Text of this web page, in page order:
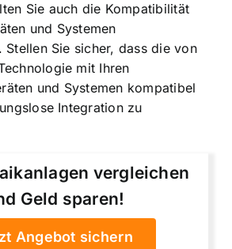
Sie auch die Kompatibilität
und Systemen
Stellen Sie sicher, dass die von
mit Ihren
und Systemen kompatibel
Integration zu
vergleichen
Geld sparen!
Angebot sichern